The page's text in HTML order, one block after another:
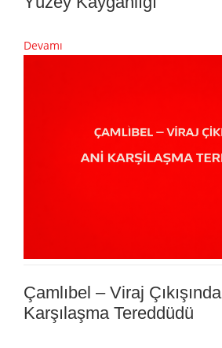
Devamı
Çamlıbel – Viraj
Karşılaşma Tereddüdü